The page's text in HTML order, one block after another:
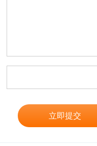
立即提交